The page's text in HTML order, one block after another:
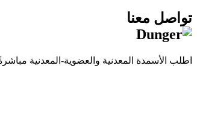
تواصل معنا
اطلب الأسمدة المعدنية والعضوية-المعدنية